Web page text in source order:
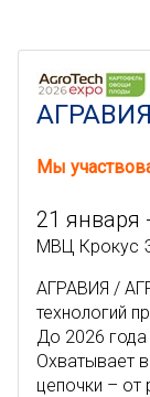
Мы
21 января
МВЦ Крокус
АГРАВИЯ /
технологий
До 2026
Охватывает
цепочки – от